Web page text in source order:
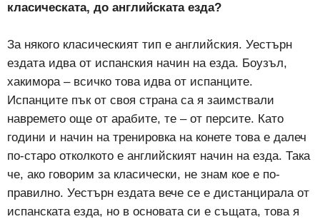
класическата, до английската езда?
За някого класическият тип е английския. Уестърн
ездата идва от испанския начин на езда. Боузъл,
хакимора – всичко това идва от испанците.
Испанците пък от своя страна са я заимствали
навремето още от арабите, те – от персите. Като
години и начин на тренировка на конете това е далеч
по-старо отколкото е английският начин на езда. Така
че, ако говорим за класически, не знам кое е по-
правилно. Уестърн ездата вече се е дистанцирала от
испанската езда, но в основата си е същата, това я